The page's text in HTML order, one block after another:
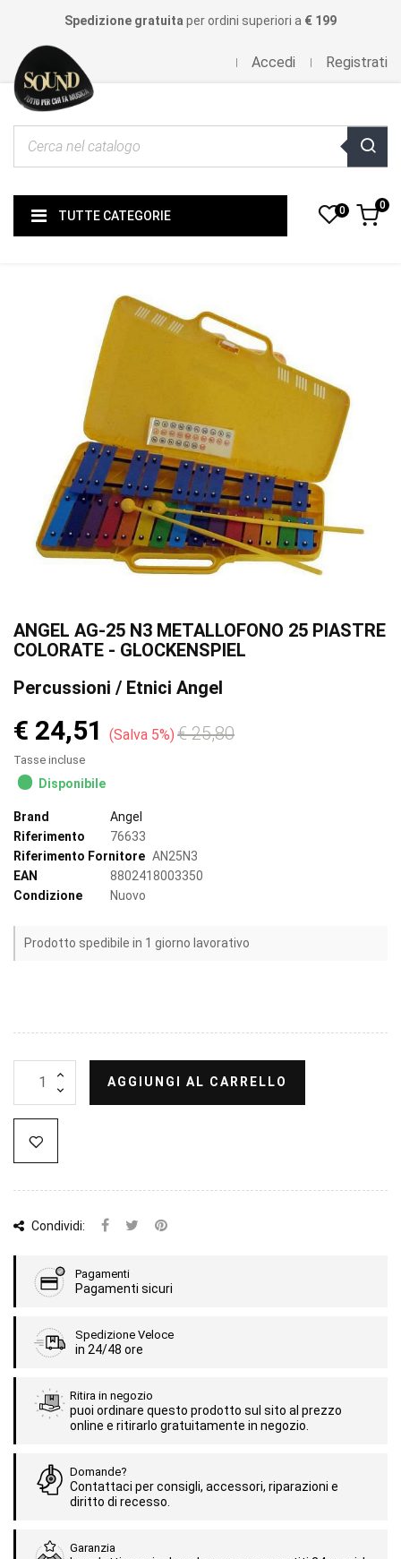
Spedizione gratuita per ordini superiori a € 199
Accedi Registrati
TUTTE CATEGORIE 0 0
ANGEL AG-25 N3 METALLOFONO 25 PIASTRE
COLORATE - GLOCKENSPIEL
Percussioni / Etnici Angel
€ 24,51 Salva 5% € 25,80
Tasse incluse
Disponibile
Brand
Angel
Riferimento
76633
Riferimento Fornitore AN25N3
EAN
8802418003350
Condizione
Nuovo
Prodotto spedibile in 1 giorno lavorativo
AGGIUNGI AL CARRELLO
Condividi:
Pagamenti
Pagamenti sicuri
Spedizione Veloce
in 24/48 ore
Ritira in negozio
puoi ordinare questo prodotto sul sito al prezzo
online e ritirarlo gratuitamente in negozio.
Domande?
Contattaci per consigli, accessori, riparazioni e
diritto di recesso.
Garanzia